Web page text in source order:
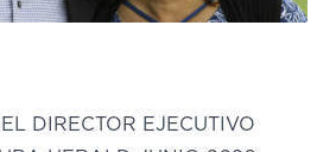
DIRECTOR EJECUTIVO